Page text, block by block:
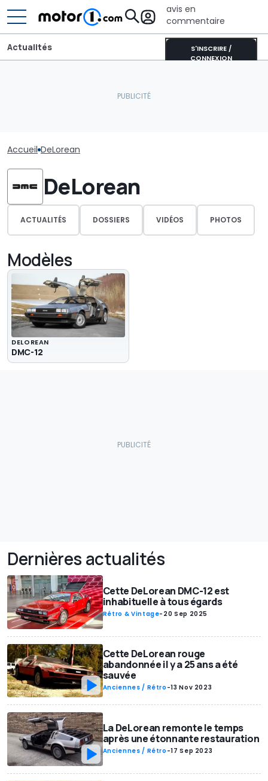
avis en
commentaire
S'INSCRIRE /
CONNEXION
Actualités
Accueil DeLorean
DeLorean
ACTUALITÉS DOSSIERS VIDÉOS PHOTOS
Modèles
DELOREAN
DMC-12
Dernières actualités
Cette DeLorean DMC-12 est
inhabituelle à tous égards
Rétro & Vintage- 20 Sep 2025
Cette DeLorean rouge
abandonnée il y a 25 ans a été
sauvée
Anciennes / Rétro -13 Nov 2023
La DeLorean remonte le temps
après une étonnante restauration
Anciennes / Rétro -17 Sep 2023